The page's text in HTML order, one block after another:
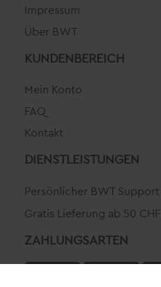
Impressum
Über BWT
KUNDENBEREICH
Mein Konto
FAQ
Kontakt
DIENSTLEISTUNGEN
Persönlicher BWT Support
Gratis Lieferung ab 50 CHF
ZAHLUNGSARTEN